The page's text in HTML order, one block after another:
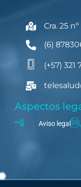
Cra. 25
(6)
(+57) 321
Aspectos
Aviso legal